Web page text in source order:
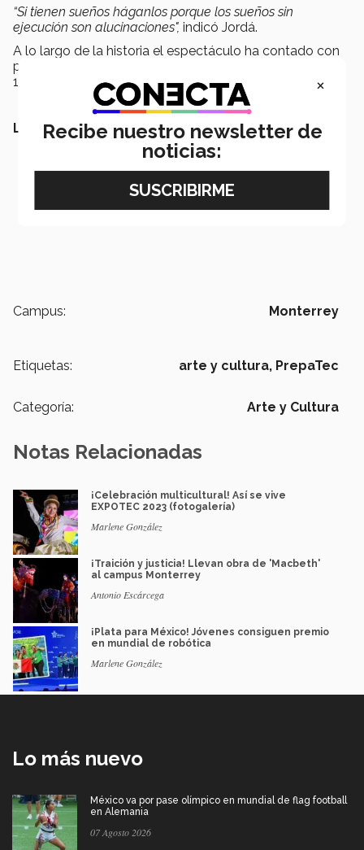
“Si tienen sueños háganlos porque los sueños sin
ejecución son alucinaciones", indicó Jordá.
A lo largo de la historia el espectáculo ha contado con
presentaciones como JAM XVI:
19:
¡Mucho Latino!, entre otras.
LEE TAMBIÉN:
Campus: Monterrey
Etiquetas: arte y cultura, PrepaTec
Categoría: Arte y Cultura
Notas Relacionadas
¡Celebración multicultural! Así se vive
EXPOTEC 2023 (fotogalería)
Marlene González
¡Traición y justicia! Llevan obra de 'Macbeth'
al campus Monterrey
Antonio Escárcega
¡Plata para México! Jóvenes consiguen premio
en mundial de robótica
Marlene González
Lo más nuevo
México va por pase olímpico en mundial de flag football
en Alemania
07 Agosto 2026
×
Recibe nuestro newsletter de
noticias: